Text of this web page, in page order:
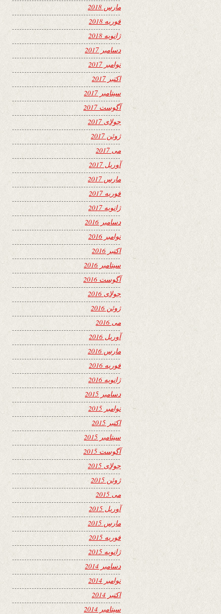
مارس 2018
فوریه 2018
ژانویه 2018
دسامبر 2017
نوامبر 2017
اکتبر 2017
سپتامبر 2017
آگوست 2017
جولای 2017
ژوئن 2017
می 2017
آوریل 2017
مارس 2017
فوریه 2017
ژانویه 2017
دسامبر 2016
نوامبر 2016
اکتبر 2016
سپتامبر 2016
آگوست 2016
جولای 2016
ژوئن 2016
می 2016
آوریل 2016
مارس 2016
فوریه 2016
ژانویه 2016
دسامبر 2015
نوامبر 2015
اکتبر 2015
سپتامبر 2015
آگوست 2015
جولای 2015
ژوئن 2015
می 2015
آوریل 2015
مارس 2015
فوریه 2015
ژانویه 2015
دسامبر 2014
نوامبر 2014
اکتبر 2014
سپتامبر 2014